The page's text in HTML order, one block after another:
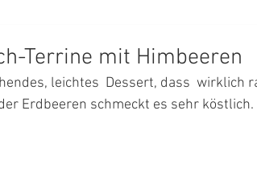
Naturmedizin Pikant, Jausn'
Terrine mit Himbeeren
leichtes  Dessert, dass  wirklich
Erdbeeren schmeckt es sehr köstlich.